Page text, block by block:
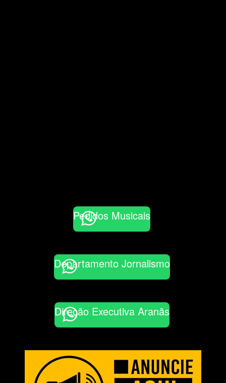
Pedidos Musicais
Departamento Jornalismo
Direção Executiva Aranãs